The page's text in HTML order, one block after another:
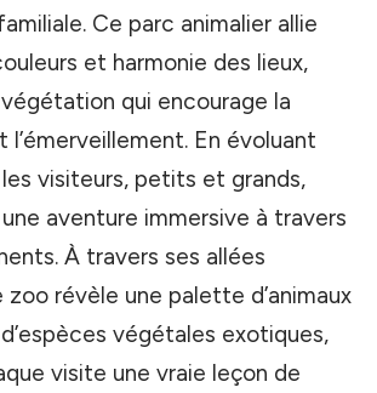
Ce parc animalier allie
et harmonie des lieux,
qui encourage la
En évoluant
visiteurs, petits et grands,
aventure immersive à travers
À travers ses allées
zoo révèle une palette d’animaux
végétales exotiques,
visite une vraie leçon de